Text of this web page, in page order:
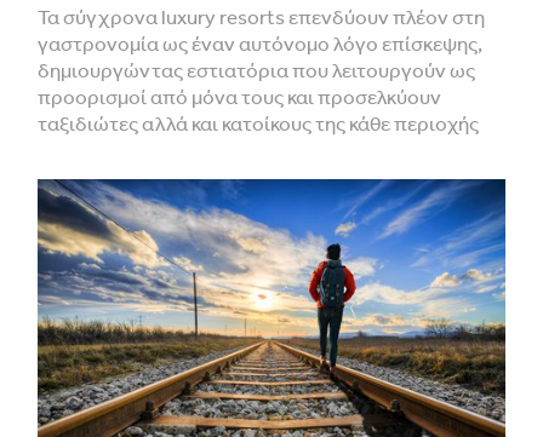
Τα σύγχρονα luxury resorts επενδύουν πλέον στη
γαστρονομία ως έναν αυτόνομο λόγο επίσκεψης,
δημιουργώντας εστιατόρια που λειτουργούν ως
προορισμοί από μόνα τους και προσελκύουν
ταξιδιώτες αλλά και κατοίκους της κάθε περιοχής